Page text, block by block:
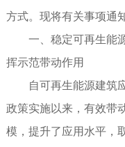
方式。现将有关事项通
一、稳定可再生能源
挥示范带动作用
自可再生能源建筑应
政策实施以来，有效带
模，提升了应用水平，